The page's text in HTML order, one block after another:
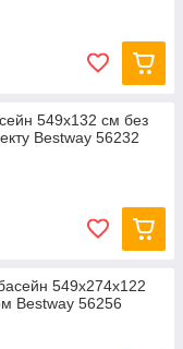
549x132 см без
Bestway 56232
549x274x122
Bestway 56256